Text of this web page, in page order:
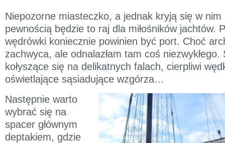
Niepozorne miasteczko, a jednak kryją się w
pewnością będzie to raj dla miłośników jachtów.
wędrówki koniecznie powinien być port. Choć
zachwyca, ale odnalazłam tam coś niezwykłego.
kołyszące się na delikatnych falach, cierpliwi
oświetlające sąsiadujące wzgórza…
Następnie warto
wybrać się na
spacer głównym
deptakiem, gdzie